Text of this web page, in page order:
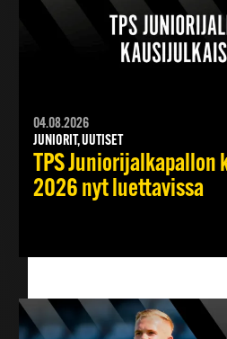
04.08.2026
JUNIORIT, UUTISET
TPS Juniorijalkapallon
2026 nyt luettavissa